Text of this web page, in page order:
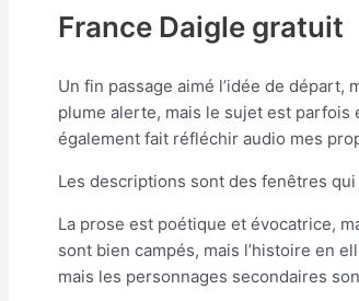
France Daigle gratuit
Un fin passage aimé l’idée de départ,
plume alerte, mais le sujet est parfois
également fait réfléchir audio mes
Les descriptions sont des fenêtres
La prose est poétique et évocatrice,
sont bien campés, mais l’histoire en
mais les personnages secondaires